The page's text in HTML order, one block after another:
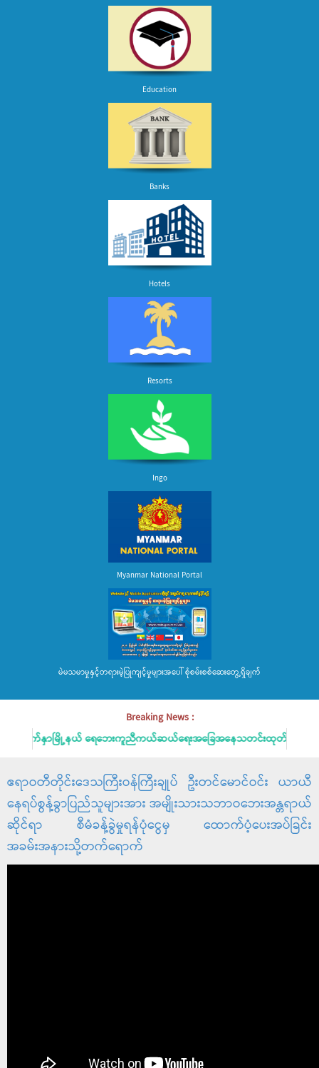
Education
Banks
Hotels
Resorts
Ingo
Myanmar National Portal
မဲမသမာမှုနှင့်တရားမဲ့ပြုကျင့်မှုများအပေါ် စုံစမ်းစစ်ဆေးတွေ့ရှိချက်
Breaking News :
မျက်နှာမြို့နယ် ရေဘေးကူညီကယ်ဆယ်ရေးအခြေအနေသတင်းထုတ်ပြန်ခြင်း
ဧရာဝတီတိုင်းဒေသကြီးဝန်ကြီးချုပ် ဦးတင်မောင်ဝင်း ယာယီ
နေရပ်စွန့်ခွာပြည်သူများအား အမျိုးသားသဘာဝဘေးအန္တရာယ်
ဆိုင်ရာ စီမံခန့်ခွဲမှုရန်ပုံငွေမှ ထောက်ပံ့ပေးအပ်ခြင်း
အခမ်းအနားသို့တက်ရောက်